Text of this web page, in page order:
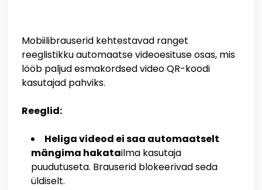
Mobiilibrauserid kehtestavad ranget
reeglistikku automaatse videoesituse osas, mis
lööb paljud esmakordsed video QR-koodi
kasutajad pahviks.
Reeglid:
Heliga videod ei saa automaatselt
mängima hakatailma kasutaja
puudutuseta. Brauserid blokeerivad seda
üldiselt.